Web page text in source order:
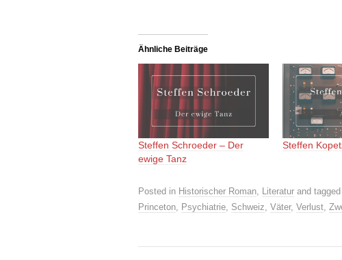
Ähnliche Beiträge
Steffen Schroeder – Der
ewige Tanz
Steffen
Posted in Historischer Roman, Literatur and tagged
Princeton, Psychiatrie, Schweiz, Väter, Verlust,